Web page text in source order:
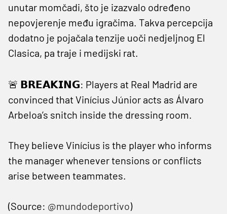
unutar momčadi, što je izazvalo određeno
nepovjerenje među igračima. Takva percepcija
dodatno je pojačala tenzije uoči nedjeljnog El
Clasica, pa traje i medijski rat.
🚨 𝗕𝗥𝗘𝗔𝗞𝗜𝗡𝗚: Players at Real Madrid are
convinced that Vinícius Júnior acts as Álvaro
Arbeloa’s snitch inside the dressing room.
They believe Vinícius is the player who informs
the manager whenever tensions or conflicts
arise between teammates.
(Source: @mundodeportivo)